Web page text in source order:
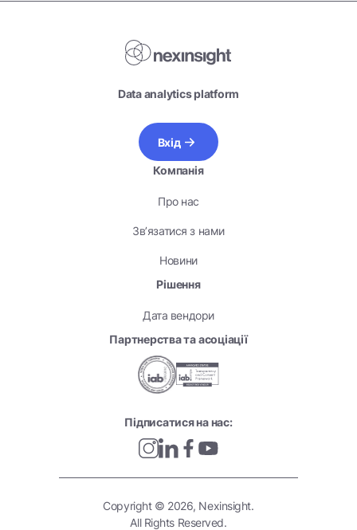
Data analytics platform
Вхід
Компанія
Про нас
Зв’язатися з нами
Новини
Рішення
Дата вендори
Партнерства та асоціації
Підписатися на нас:
Copyright © 2026, Nexinsight.
All Rights Reserved.